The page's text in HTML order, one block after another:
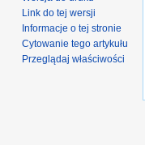
Link do tej wersji
Informacje o tej stronie
Cytowanie tego artykułu
Przeglądaj właściwości